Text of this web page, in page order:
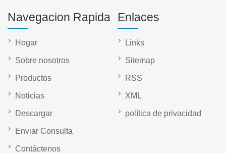
Navegacion Rapida
Hogar
Sobre nosotros
Productos
Noticias
Descargar
Enviar Consulta
Contáctenos
Enlaces
Links
Sitemap
RSS
XML
política de privacidad